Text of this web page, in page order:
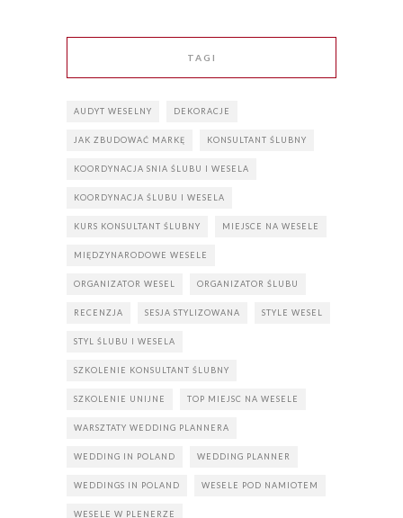
TAGI
AUDYT WESELNY DEKORACJE
JAK ZBUDOWAĆ MARKĘ KONSULTANT ŚLUBNY
KOORDYNACJA SNIA ŚLUBU I WESELA
KOORDYNACJA ŚLUBU I WESELA
KURS KONSULTANT ŚLUBNY MIEJSCE NA WESELE
MIĘDZYNARODOWE WESELE
ORGANIZATOR WESEL ORGANIZATOR ŚLUBU
RECENZJA SESJA STYLIZOWANA STYLE WESEL
STYL ŚLUBU I WESELA
SZKOLENIE KONSULTANT ŚLUBNY
SZKOLENIE UNIJNE TOP MIEJSC NA WESELE
WARSZTATY WEDDING PLANNERA
WEDDING IN POLAND WEDDING PLANNER
WEDDINGS IN POLAND WESELE POD NAMIOTEM
WESELE W PLENERZE